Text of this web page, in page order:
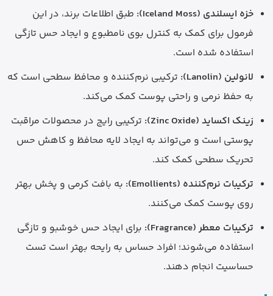
خزه ایسلندی (Iceland Moss):
طبق اطلاعات برند، در این
فرمول برای کمک به کنترل بوی نامطبوع و ایجاد حس تازگی
استفاده شده است.
لانولین (Lanolin):
ترکیبی نرم‌کننده و محافظ سطحی است که
به حفظ نرمی و راحتی پوست کمک می‌کند.
زینک اکساید (Zinc Oxide):
ترکیبی رایج در محصولات مراقبت
پوستی است و می‌تواند به ایجاد لایه محافظ و کاهش حس
تحریک سطحی کمک کند.
ترکیبات نرم‌کننده (Emollients):
به بافت کرمی و پخش بهتر
روی پوست کمک می‌کنند.
ترکیبات معطر (Fragrance):
برای ایجاد حس خوشبو و تازگی
استفاده می‌شوند؛ افراد حساس به رایحه بهتر است تست
حساسیت انجام دهند.